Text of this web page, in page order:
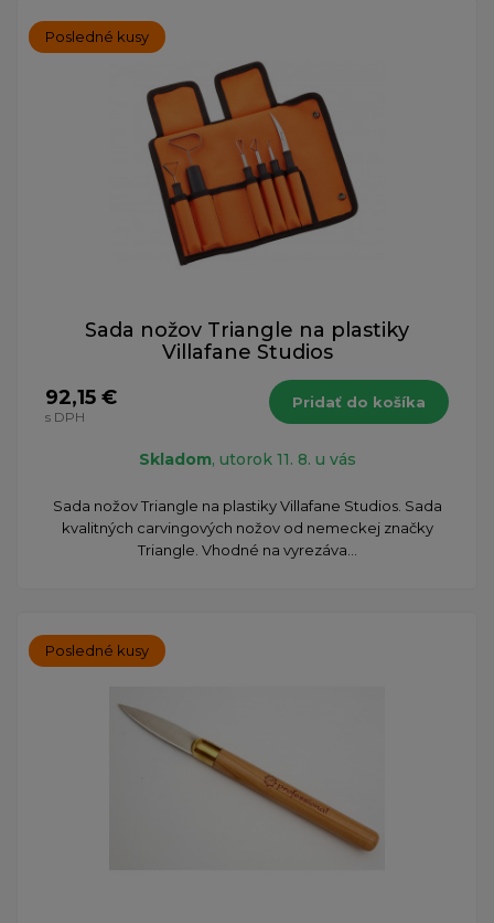
Posledné kusy
Sada nožov Triangle na plastiky
Villafane Studios
92,15 €
s DPH
Pridať do košíka
Skladom, utorok 11. 8. u vás
Sada nožov Triangle na plastiky Villafane Studios. Sada
kvalitných carvingových nožov od nemeckej značky
Triangle. Vhodné na vyrezáva...
Posledné kusy